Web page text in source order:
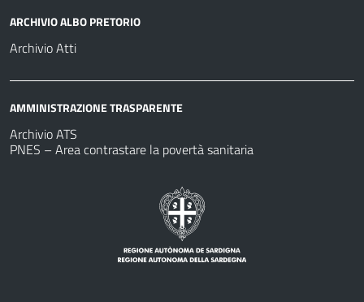
ARCHIVIO ALBO PRETORIO
Archivio Atti
AMMINISTRAZIONE TRASPARENTE
Archivio ATS
PNES – Area contrastare la povertà sanitaria